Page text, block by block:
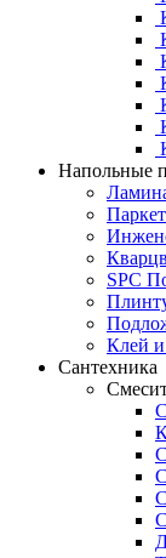
Напольные
SPC
Клей и
Сантехника